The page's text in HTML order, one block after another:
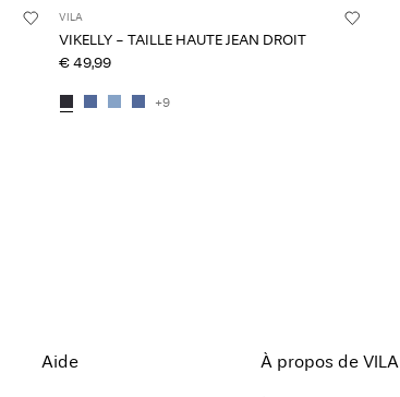
VILA
VIKELLY - TAILLE HAUTE JEAN DROIT
€ 49,99
+9
Aide À propos de VILA